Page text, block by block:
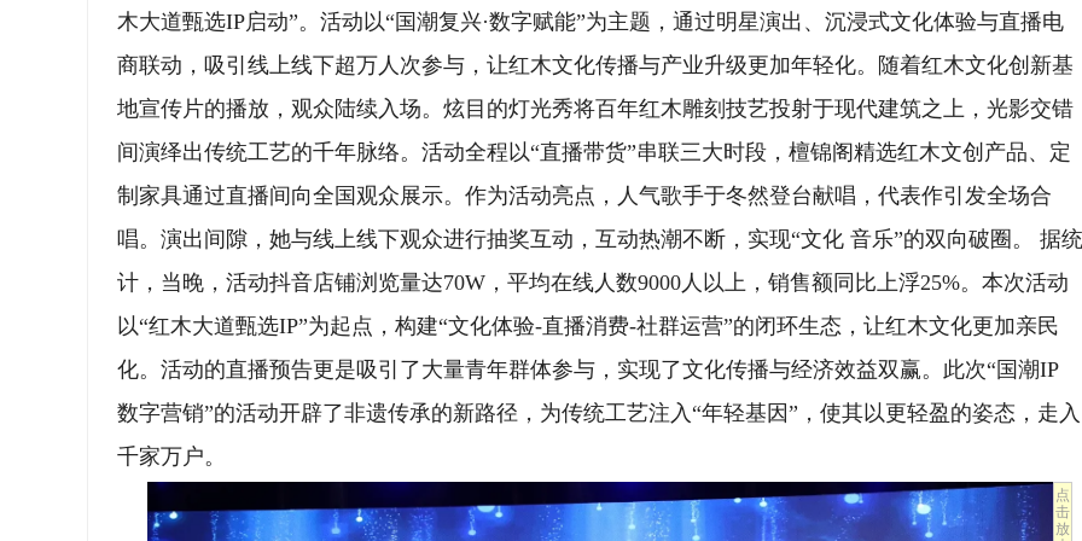
木大道甄选IP启动”。活动以“国潮复兴·数字赋能”为主题，通过明星演出、沉浸式文化体验与直播电
商联动，吸引线上线下超万人次参与，让红木文化传播与产业升级更加年轻化。随着红木文化创新基
地宣传片的播放，观众陆续入场。炫目的灯光秀将百年红木雕刻技艺投射于现代建筑之上，光影交错
间演绎出传统工艺的千年脉络。活动全程以“直播带货”串联三大时段，檀锦阁精选红木文创产品、定
制家具通过直播间向全国观众展示。作为活动亮点，人气歌手于冬然登台献唱，代表作引发全场合
唱。演出间隙，她与线上线下观众进行抽奖互动，互动热潮不断，实现“文化 音乐”的双向破圈。 据统
计，当晚，活动抖音店铺浏览量达70W，平均在线人数9000人以上，销售额同比上浮25%。本次活动
以“红木大道甄选IP”为起点，构建“文化体验-直播消费-社群运营”的闭环生态，让红木文化更加亲民
化。活动的直播预告更是吸引了大量青年群体参与，实现了文化传播与经济效益双赢。此次“国潮IP
数字营销”的活动开辟了非遗传承的新路径，为传统工艺注入“年轻基因”，使其以更轻盈的姿态，走入
千家万户。
点
击
放